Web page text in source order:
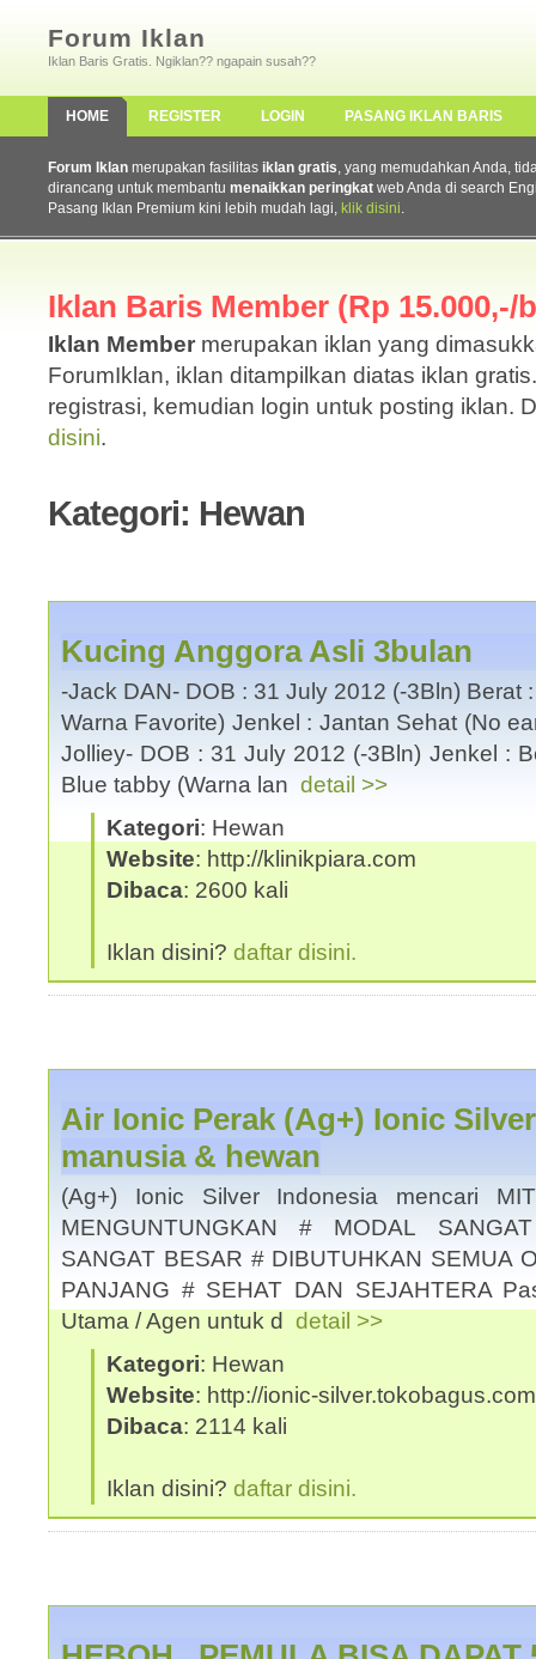
Forum Iklan
Iklan Baris Gratis. Ngiklan?? ngapain susah??
HOME REGISTER LOGIN PASANG IKLAN BARIS
Forum Iklan merupakan fasilitas iklan gratis, yang memudahkan Anda,
dirancang untuk membantu menaikkan peringkat web Anda di search
Pasang Iklan Premium kini lebih mudah lagi, klik disini.
Iklan Baris Member (Rp 15.000,-/
Iklan Member merupakan iklan yang
ForumIklan, iklan ditampilkan diatas iklan
registrasi, kemudian login untuk posting iklan.
disini.
Kategori: Hewan
Kucing Anggora Asli 3bulan
-Jack DAN- DOB : 31 July 2012 (-3Bln) Berat
Warna Favorite) Jenkel : Jantan Sehat (No
Jolliey- DOB : 31 July 2012 (-3Bln) Jenkel :
Blue tabby (Warna lan detail >>
Kategori: Hewan
Website: http://klinikpiara.com
Dibaca: 2600 kali
Iklan disini? daftar disini.
Air Ionic Perak (Ag+) Ionic
manusia & hewan
(Ag+) Ionic Silver Indonesia mencari
MENGUNTUNGKAN # MODAL
SANGAT BESAR # DIBUTUHKAN SEMUA
PANJANG # SEHAT DAN SEJAHTERA
Utama / Agen untuk d detail >>
Kategori: Hewan
Website: http://ionic-silver.tokobagus.com
Dibaca: 2114 kali
Iklan disini? daftar disini.